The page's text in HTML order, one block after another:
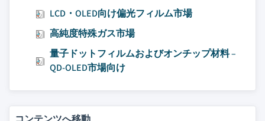
LCD・OLED向け偏光フィルム市場
高純度特殊ガス市場
量子ドットフィルムおよびオンチップ材料 –
QD-OLED市場向け